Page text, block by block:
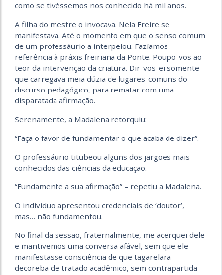
como se tivéssemos nos conhecido há mil anos.
A filha do mestre o invocava. Nela Freire se
manifestava. Até o momento em que o senso comum
de um professáurio a interpelou. Fazíamos
referência à práxis freiriana da Ponte. Poupo-vos ao
teor da intervenção da criatura. Dir-vos-ei somente
que carregava meia dúzia de lugares-comuns do
discurso pedagógico, para rematar com uma
disparatada afirmação.
Serenamente, a Madalena retorquiu:
“Faça o favor de fundamentar o que acaba de dizer”.
O professáurio titubeou alguns dos jargões mais
conhecidos das ciências da educação.
“Fundamente a sua afirmação” – repetiu a Madalena.
O indivíduo apresentou credenciais de ‘doutor’,
mas… não fundamentou.
No final da sessão, fraternalmente, me acerquei dele
e mantivemos uma conversa afável, sem que ele
manifestasse consciência de que tagarelara
decoreba de tratado acadêmico, sem contrapartida